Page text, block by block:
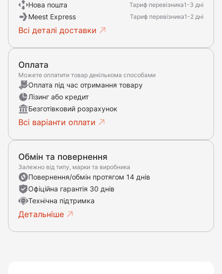
Нова пошта Тариф перевізника1-3 дні
Meest Express Тариф перевізника1-2 дні
Всі деталі доставки
Оплата
Можете оплатити товар декількома способами
Оплата під час отримання товару
Лізинг або кредит
Безготівковий розрахунок
Всі варіанти оплати
Обмін та повернення
Залежно від типу, марки та виробника
Повернення/обмін протягом 14 днів
Офіційна гарантія 30 днів
Технічна підтримка
Детальніше